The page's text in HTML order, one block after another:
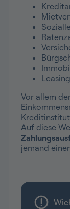
Leasing
Vor allem
Auf diese
jemand